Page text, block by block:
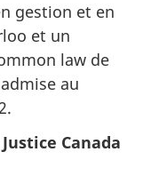
gestion et en
et un
law de
au
Canada